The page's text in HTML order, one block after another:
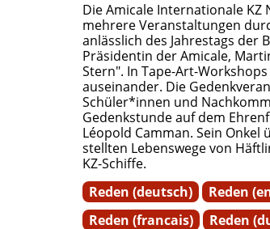
Die Amicale Internationale
mehrere Veranstaltungen
anlässlich des Jahrestags der
Präsidentin der Amicale,
Stern". In Tape-Art-
auseinander. Die
Schüler*innen und
Gedenkstunde auf dem
Léopold Camman. Sein
stellten Lebenswege von
KZ-Schiffe.
Reden (deutsch)
Reden
Reden (francais)
Reden